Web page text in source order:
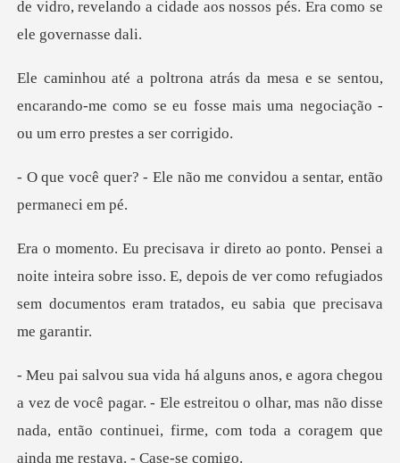
de vidro, revelan
sentou,
encarando-me como se eu fosse mais uma
não me convidou a senta
te inteira sobre isso. E, depois de ver como refugiados
sem
cê pagar. - Ele estreitou o olhar, mas não disse
nada, então continu